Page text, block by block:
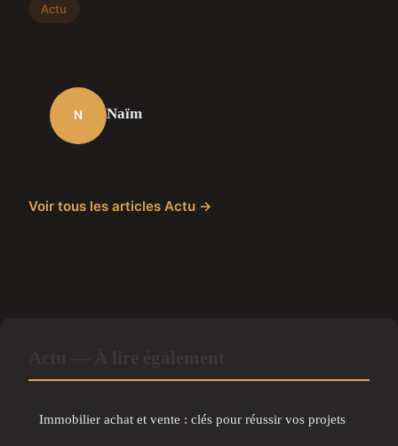
Actu
N Naïm
Voir tous les articles Actu →
Immobilier achat et vente : clés pour réussir vos projets